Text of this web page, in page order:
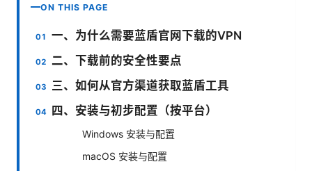
ON THIS PAGE
一、为什么需要蓝盾官网下载的VPN
二、下载前的安全性要点
三、如何从官方渠道获取蓝盾工具
四、安装与初步配置（按平台）
Windows 安装与配置
macOS 安装与配置